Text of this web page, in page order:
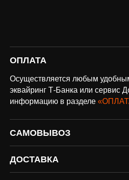
ОПЛАТА
Осуществляется любым
эквайринг Т-Банка или сервис
информацию в разделе
САМОВЫВОЗ
ДОСТАВКА
оплата и
доставка
Подробнее
СНГ